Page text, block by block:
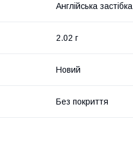
Англійська застібка
2.02 г
Новий
Без покриття